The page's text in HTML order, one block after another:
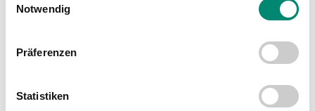
Trigger Symbol ändern oder widerrufen
Erfahren Sie mehr darüber, wie Ihre persönlichen Daten
verarbeitet werden, und legen Sie Ihre Präferenzen im
Wir verwenden Cookies, um Inhalte und Anzeigen zu
Notwendig
Präferenzen
Statistiken